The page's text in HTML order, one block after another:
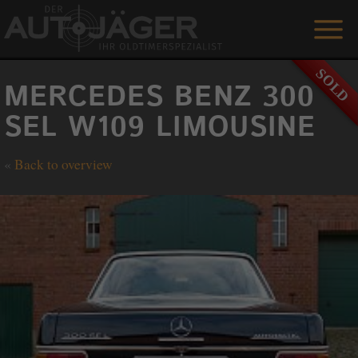
ON SALE
SERVICES
ABOUT US
CONTACT
DEUTSCH
+49 151 / 54 66 66 80
MERCEDES BENZ 300
SEL W109 LIMOUSINE
« Back to overview